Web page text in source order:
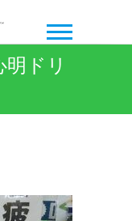
ドリ